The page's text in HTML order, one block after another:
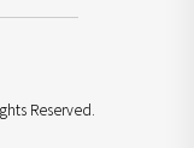
Reserved.